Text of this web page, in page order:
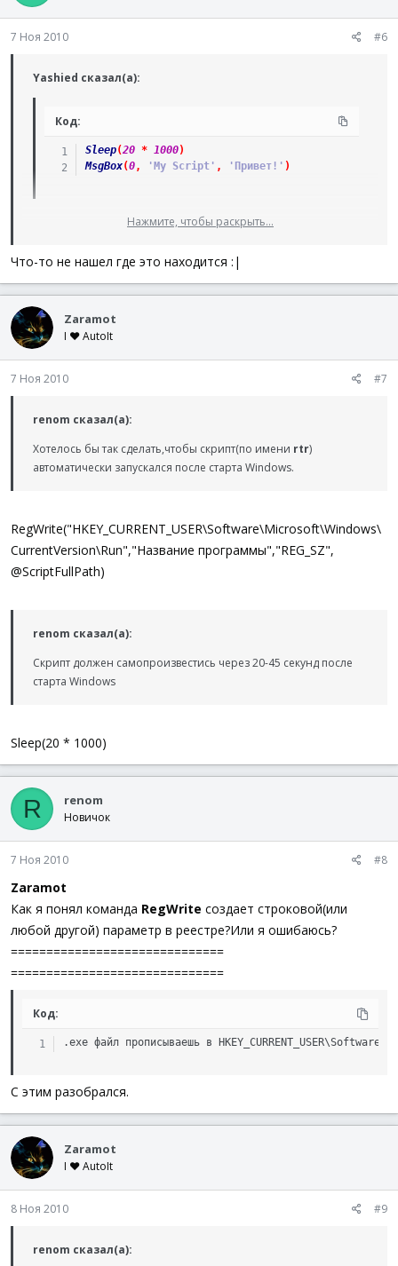
7 Ноя 2010 #6
Yashied сказал(а):
Код:
Sleep(20 * 1000)
MsgBox(0, 'My Script' , 'Привет!' )
HKEY_CURRENT_USER\Software\Microsoft\Windows\Curren
tVersion\Run.
Нажмите, чтобы раскрыть...
Что-то не нашел где это находится :|
Zaramot
I ♥ AutoIt
7 Ноя 2010 #7
renom сказал(а):
Хотелось бы так сделать,чтобы скрипт(по имени rtr)
автоматически запускался после старта Windows.
RegWrite("HKEY_CURRENT_USER\Software\Microsoft\Windows\
CurrentVersion\Run","Название программы","REG_SZ",
@ScriptFullPath)
renom сказал(а):
Скрипт должен самопроизвестись через 20-45 секунд после
старта Windows
Sleep(20 * 1000)
R renom
Новичок
7 Ноя 2010 #8
Zaramot
Как я понял команда RegWrite создает строковой(или
любой другой) параметр в реестре?Или я ошибаюсь?
==============================
==============================
Код:
.exe файл прописываешь в
С этим разобрался.
Zaramot
I ♥ AutoIt
8 Ноя 2010 #9
renom сказал(а):